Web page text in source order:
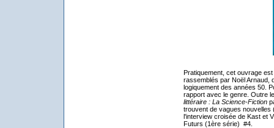
Pratiquement, cet ouvrage
rassemblés par Noël Arnaud,
logiquement des années 50.
rapport avec le genre. Outre
littéraire : La Science-Fiction
trouvent de vagues nouvelles
l'interview croisée de Kast et
Futurs (1ère série) #4.